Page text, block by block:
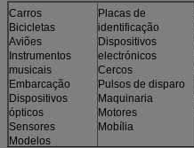
Carros
Bicicletas
Aviões
Instrumentos
musicais
Embarcação
Dispositivos
ópticos
Sensores
Modelos
Placas de
identificação
Dispositivos
electrónicos
Cercos
Pulsos de disparo
Maquinaria
Motores
Mobília